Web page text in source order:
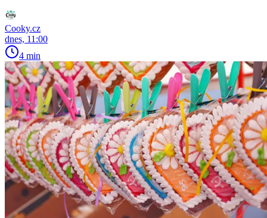
Cooky.cz
dnes, 11:00
4 min